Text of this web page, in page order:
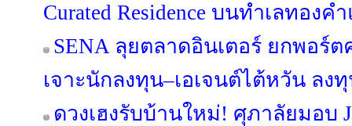
Curated Residence บนทำเลทองค
SENA ลุยตลาดอินเตอร์ ยกพอร์
เจาะนักลงทุน–เอเจนต์ไต้หวัน ลง
ดวงเฮงรับบ้านใหม่! ศุภาลัยมอบ